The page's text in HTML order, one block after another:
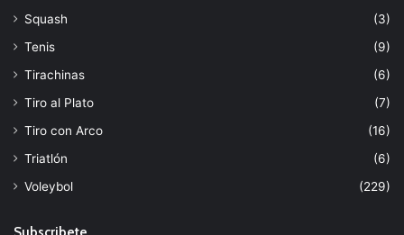
Squash
(3)
Tenis
(9)
Tirachinas
(6)
Tiro al Plato
(7)
Tiro con Arco
(16)
Triatlón
(6)
Voleybol
(229)